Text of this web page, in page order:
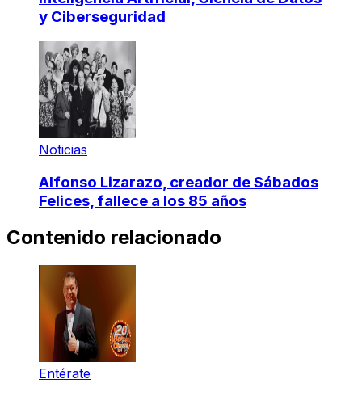
y Ciberseguridad
Noticias
Alfonso Lizarazo, creador de Sábados
Felices, fallece a los 85 años
Contenido relacionado
Entérate